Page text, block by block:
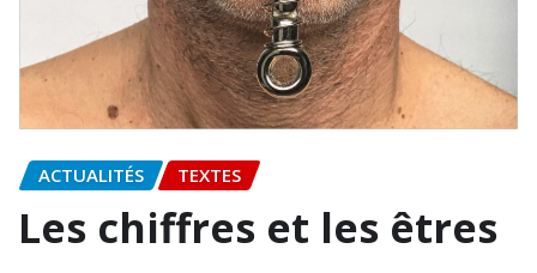
ACTUALITÉS TEXTES
Les chiffres et les êtres